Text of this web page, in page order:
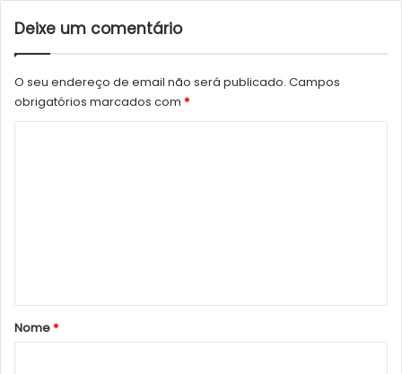
Deixe um comentário
O seu endereço de email não será publicado. Campos
obrigatórios marcados com *
r
Nome*